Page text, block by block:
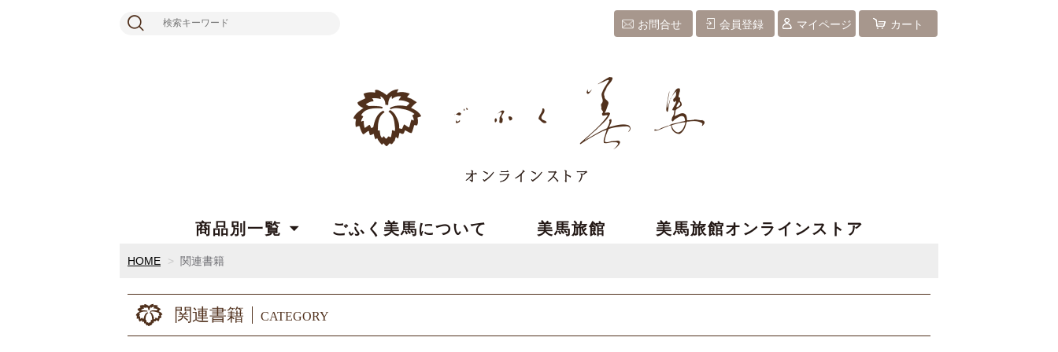
お問合せ 会員登録 マイページ カート
商品別一覧 ごふく美馬について 美馬旅館 美馬旅館オンラインストア
HOME 関連書籍
CATEGORY
関連書籍